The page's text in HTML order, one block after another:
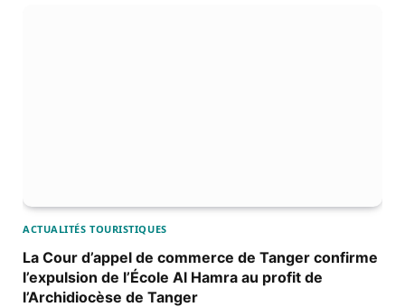
ACTUALITÉS TOURISTIQUES
La Cour d’appel de commerce de Tanger confirme
l’expulsion de l’École Al Hamra au profit de
l’Archidiocèse de Tanger